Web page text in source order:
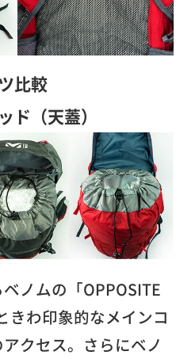
比較
ド（天蓋）
ノムの「OPPOSITE
きわ印象的なメインコ
クセス。さらにベノ